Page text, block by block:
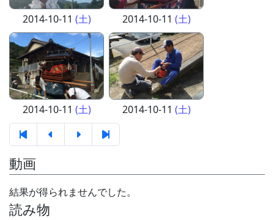
2014-10-11 (土) 2014-10-11 (土)
2014-10-11 (土) 2014-10-11 (土)
動画
結果が得られませんでした。
読み物